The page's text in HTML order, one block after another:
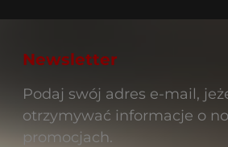
Newsletter
Podaj swój adres e-mail,
otrzymywać informacje o
promocjach.